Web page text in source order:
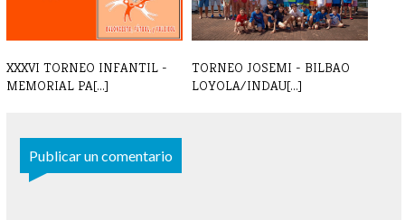
XXXVI TORNEO INFANTIL -
MEMORIAL PA[...]
TORNEO JOSEMI - BILBAO
LOYOLA/INDAU[...]
Publicar un comentario